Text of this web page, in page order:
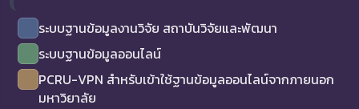
ระบบฐานข้อมูลงานวิจัย สถาบันวิจัยและพัฒนา
ระบบฐานข้อมูลออนไลน์
PCRU-VPN สำหรับเข้าใช้ฐานข้อมูลออนไลน์จากภายนอก
มหาวิยาลัย